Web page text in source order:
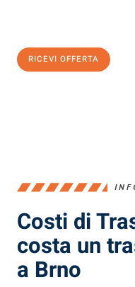
RICEVI OFFERTA
Costi di
costa un
a Brno